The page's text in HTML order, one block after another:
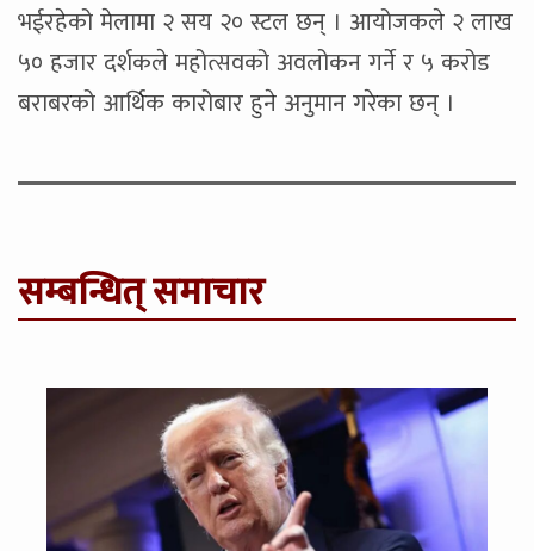
भईरहेको मेलामा २ सय २० स्टल छन् । आयोजकले २ लाख
५० हजार दर्शकले महोत्सवको अवलोकन गर्ने र ५ करोड
बराबरको आर्थिक कारोबार हुने अनुमान गरेका छन् ।
सम्बन्धित् समाचार